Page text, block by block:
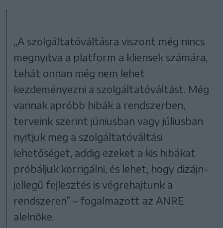
„A szolgáltatóváltásra viszont még nincs
megnyitva a platform a kliensek számára,
tehát onnan még nem lehet
kezdeményezni a szolgáltatóváltást. Még
vannak apróbb hibák a rendszerben,
terveink szerint júniusban vagy júliusban
nyitjuk meg a szolgáltatóváltási
lehetőséget, addig ezeket a kis hibákat
próbáljuk korrigálni, és lehet, hogy dizájn-
jellegű fejlesztés is végrehajtunk a
rendszeren” – fogalmazott az ANRE
alelnöke.